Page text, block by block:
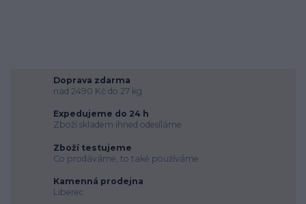
Doprava zdarma
nad 2490 Kč do 27 kg
Expedujeme do 24 h
Zboží skladem ihned odesíláme
Zboží testujeme
Co prodáváme, to také používáme
Kamenná prodejna
Liberec